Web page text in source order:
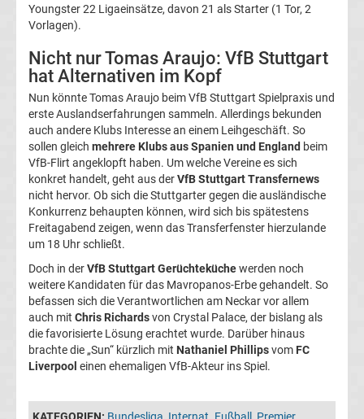
1.
FSV
Mainz
05
Transfergerüchte
Alemannia
Aachen
Transfergerüchte
Arminia
Youngster 22 Ligaeinsätze, davon 21 als Starter (1 Tor, 2
Vorlagen).
Nicht nur Tomas Araujo: VfB Stuttgart
hat Alternativen im Kopf
Nun könnte Tomas Araujo beim VfB Stuttgart Spielpraxis und
erste Auslandserfahrungen sammeln. Allerdings bekunden
auch andere Klubs Interesse an einem Leihgeschäft. So
sollen gleich mehrere Klubs aus Spanien und England beim
VfB-Flirt angeklopft haben. Um welche Vereine es sich
konkret handelt, geht aus derVfB Stuttgart Transfernews
nicht hervor. Ob sich die Stuttgarter gegen die ausländische
Konkurrenz behaupten können, wird sich bis spätestens
Freitagabend zeigen, wenn das Transferfenster hierzulande
um 18 Uhr schließt.
Doch in derVfB Stuttgart Gerüchteküchewerden noch
weitere Kandidaten für das Mavropanos-Erbe gehandelt. So
befassen sich die Verantwortlichen am Neckar vor allem
auch mit Chris Richardsvon Crystal Palace, der bislang als
die favorisierte Lösung erachtet wurde. Darüber hinaus
brachte die „Sun“ kürzlich mit Nathaniel Phillipsvom FC
Liverpool einen ehemaligen VfB-Akteur ins Spiel.
KATEGORIEN: Bundesliga, Internat. Fußball, Premier